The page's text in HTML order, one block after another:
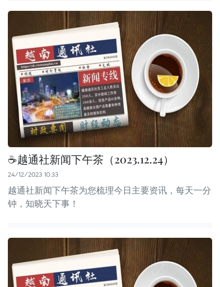
☕️越通社新闻下午茶（2023.12.24）
24/12/2023 10:33
越通社新闻下午茶为您梳理今日主要资讯，每天一分
钟，知晓天下事！